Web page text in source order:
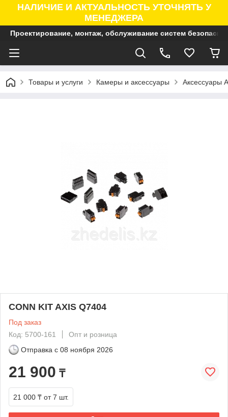
НАЛИЧИЕ И АКТУАЛЬНОСТЬ УТОЧНЯТЬ У
МЕНЕДЖЕРА
Проектирование, монтаж, обслуживание систем
Товары и услуги Камеры и аксессуары Аксессуары
CONN KIT AXIS Q7404
Под заказ
Код: 5700-161
Опт и розница
Отправка с 08 ноября 2026
21 900 ₸
21 000 ₸ от 7 шт.